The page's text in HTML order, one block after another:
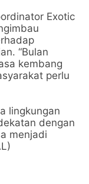
Exotic
“Bulan
kembang
perlu
lingkungan
dengan
menjadi